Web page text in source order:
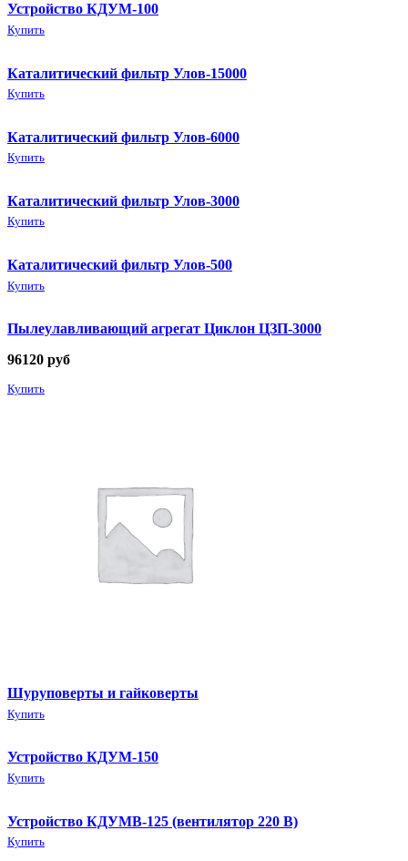
Устройство КДУМ-100
Купить
Каталитический фильтр Улов-15000
Купить
Каталитический фильтр Улов-6000
Купить
Каталитический фильтр Улов-3000
Купить
Каталитический фильтр Улов-500
Купить
Пылеулавливающий агрегат Циклон ЦЗП-3000
96120 руб
Купить
Шуруповерты и гайковерты
Купить
Устройство КДУМ-150
Купить
Устройство КДУМВ-125 (вентилятор 220 В)
Купить